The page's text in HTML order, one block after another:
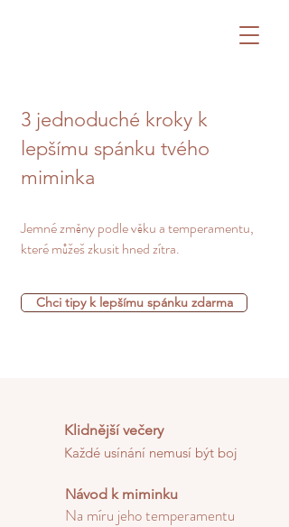
3 jednoduché kroky k
lepšímu spánku tvého
miminka
Jemné změny podle věku a temperamentu,
které můžeš zkusit hned zítra.
Chci tipy k lepšímu spánku zdarma
Klidnější večery
Každé usínání nemusí být boj
Návod k miminku
Na míru jeho temperamentu